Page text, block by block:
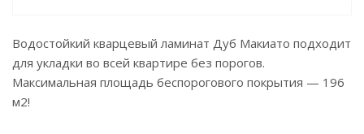
Водостойкий кварцевый ламинат Дуб Макиато подходит
для укладки во всей квартире без порогов.
Максимальная площадь беспорогового покрытия — 196
м2!